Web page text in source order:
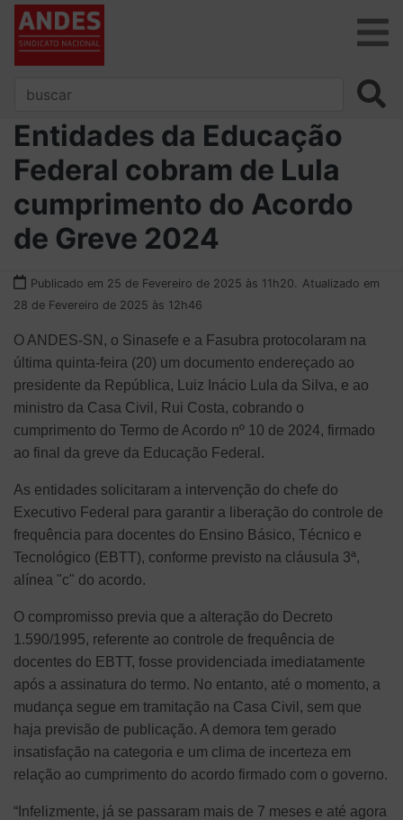
Entidades da Educação
Federal cobram de Lula
cumprimento do Acordo
de Greve 2024
Publicado em 25 de Fevereiro de 2025 às 11h20.
Atualizado em
28 de Fevereiro de 2025 às 12h46
O ANDES-SN, o Sinasefe e a Fasubra protocolaram na
última quinta-feira (20) um documento endereçado ao
presidente da República, Luiz Inácio Lula da Silva, e ao
ministro da Casa Civil, Rui Costa, cobrando o
cumprimento do Termo de Acordo nº 10 de 2024, firmado
ao final da greve da Educação Federal.
As entidades solicitaram a intervenção do chefe do
Executivo Federal para garantir a liberação do controle de
frequência para docentes do Ensino Básico, Técnico e
Tecnológico (EBTT), conforme previsto na cláusula 3ª,
alínea "c" do acordo.
O compromisso previa que a alteração do Decreto
1.590/1995, referente ao controle de frequência de
docentes do EBTT, fosse providenciada imediatamente
após a assinatura do termo. No entanto, até o momento, a
mudança segue em tramitação na Casa Civil, sem que
haja previsão de publicação. A demora tem gerado
insatisfação na categoria e um clima de incerteza em
relação ao cumprimento do acordo firmado com o governo.
“Infelizmente, já se passaram mais de 7 meses e até agora